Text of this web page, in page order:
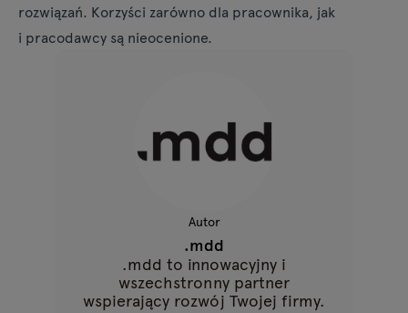
rozwiązań. Korzyści zarówno dla pracownika, jak
i pracodawcy są nieocenione.
Autor
.mdd
.mdd to innowacyjny i
wszechstronny partner
wspierający rozwój Twojej firmy.